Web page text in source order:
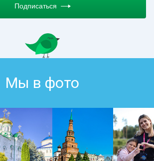
Подписаться
Мы в фото